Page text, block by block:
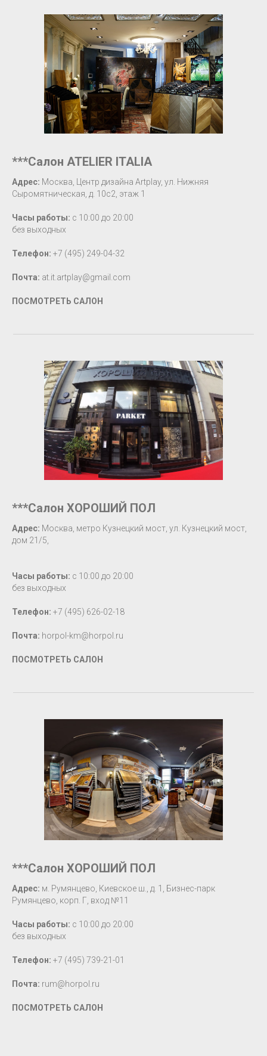
***Салон ATELIER ITALIA
Адрес: Москва, Центр дизайна Artplay, ул. Нижняя
Сыромятническая, д. 10c2, этаж 1
Часы работы: с 10:00 до 20:00
без выходных
Телефон: +7 (495) 249-04-32
Почта: at.it.artplay@gmail.com
ПОСМОТРЕТЬ САЛОН
***Салон ХОРОШИЙ ПОЛ
Адрес: Москва, метро Кузнецкий мост, ул. Кузнецкий мост,
дом 21/5,
Часы работы: с 10:00 до 20:00
без выходных
Телефон: +7 (495) 626-02-18
Почта: horpol-km@horpol.ru
ПОСМОТРЕТЬ САЛОН
***Салон ХОРОШИЙ ПОЛ
Адрес: м. Румянцево, Киевское ш., д. 1, Бизнес-парк
Румянцево, корп. Г, вход №11
Часы работы: с 10:00 до 20:00
без выходных
Телефон: +7 (495) 739-21-01
Почта: rum@horpol.ru
ПОСМОТРЕТЬ САЛОН